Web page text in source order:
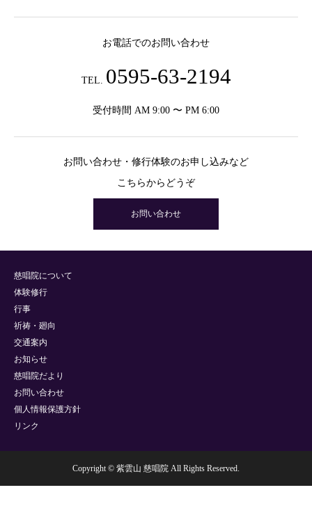
お電話でのお問い合わせ
TEL. 0595-63-2194
受付時間 AM 9:00 〜 PM 6:00
お問い合わせ・修行体験のお申し込みなど
こちらからどうぞ
お問い合わせ
慈唱院について
体験修行
行事
祈祷・廻向
交通案内
お知らせ
慈唱院だより
お問い合わせ
個人情報保護方針
リンク
Copyright © 紫雲山 慈唱院 All Rights Reserved.